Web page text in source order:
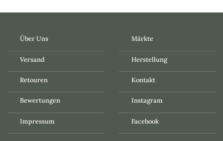
Über Uns
Versand
Retouren
Bewertungen
Impressum
Märkte
Herstellung
Kontakt
Instagram
Facebook